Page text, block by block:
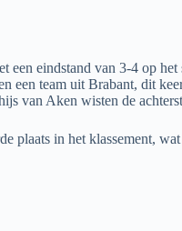
een eindstand van 3-4 op
een team uit Brabant, dit
van Aken wisten de
plaats in het klassement,